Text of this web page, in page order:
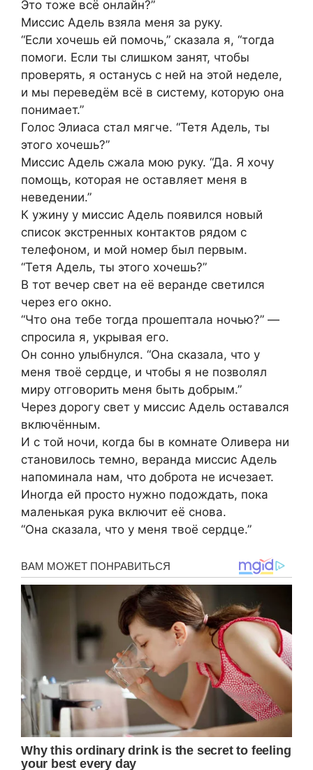
Это тоже всё онлайн?”
Миссис Адель взяла меня за руку.
“Если хочешь ей помочь,” сказала я, “тогда
помоги. Если ты слишком занят, чтобы
проверять, я останусь с ней на этой неделе,
и мы переведём всё в систему, которую она
понимает.”
Голос Элиаса стал мягче. “Тетя Адель, ты
этого хочешь?”
Миссис Адель сжала мою руку. “Да. Я хочу
помощь, которая не оставляет меня в
неведении.”
К ужину у миссис Адель появился новый
список экстренных контактов рядом с
телефоном, и мой номер был первым.
“Тетя Адель, ты этого хочешь?”
В тот вечер свет на её веранде светился
через его окно.
“Что она тебе тогда прошептала ночью?” —
спросила я, укрывая его.
Он сонно улыбнулся. “Она сказала, что у
меня твоё сердце, и чтобы я не позволял
миру отговорить меня быть добрым.”
Через дорогу свет у миссис Адель оставался
включённым.
И с той ночи, когда бы в комнате Оливера ни
становилось темно, веранда миссис Адель
напоминала нам, что доброта не исчезает.
Иногда ей просто нужно подождать, пока
маленькая рука включит её снова.
“Она сказала, что у меня твоё сердце.”